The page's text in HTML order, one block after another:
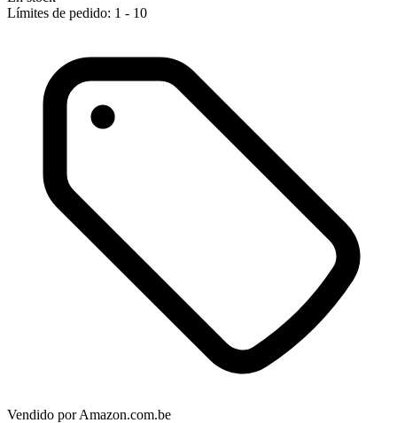
Límites de pedido: 1 - 10
Vendido porAmazon.com.be